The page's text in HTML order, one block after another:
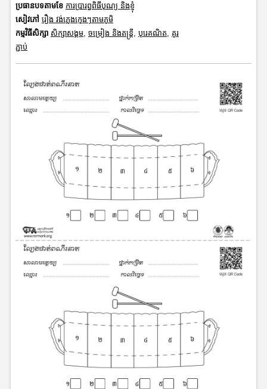
ប្រធានបទតាមខែ ការប្រារព្ធពិធីបុណ្យ និងខ្ញុំ
សៀវភៅ រឿង វង់ភ្លេងក្មេងៗតាមភូមិ
កម្មវិធីសិក្សា សិក្សាសង្គម, ចម្រៀង និងតន្ត្រី បុរេគណិត
គូរ
ភ្ជាប់